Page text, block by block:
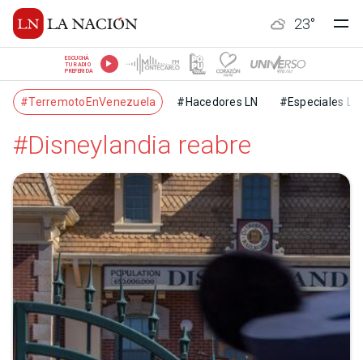
23°
ESCUCHÁ
TU RADIO
PREFERIDA
#TerremotoEnVenezuela #Hacedores LN #Especiales LN
#Disneylandia reabre